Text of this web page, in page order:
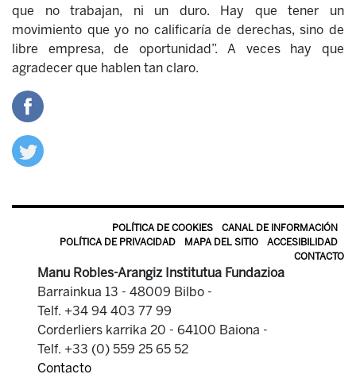
que no trabajan, ni un duro. Hay que tener un
movimiento que yo no calificaría de derechas, sino de
libre empresa, de oportunidad”. A veces hay que
agradecer que hablen tan claro.
POLÍTICA DE COOKIES
CANAL DE INFORMACIÓN
POLÍTICA DE PRIVACIDAD
MAPA DEL SITIO
ACCESIBILIDAD
CONTACTO
Manu Robles-Arangiz Institutua Fundazioa
Barrainkua 13 - 48009 Bilbo -
Telf. +34 94 403 77 99
Corderliers karrika 20 - 64100 Baiona -
Telf. +33 (0) 559 25 65 52
Contacto